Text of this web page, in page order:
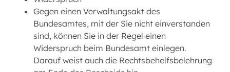
Gegen einen Verwaltungsakt des
Bundesamtes, mit der Sie nicht einverstanden
sind, können Sie in der Regel einen
Widerspruch beim Bundesamt einlegen.
Darauf weist auch die Rechtsbehelfsbelehrung